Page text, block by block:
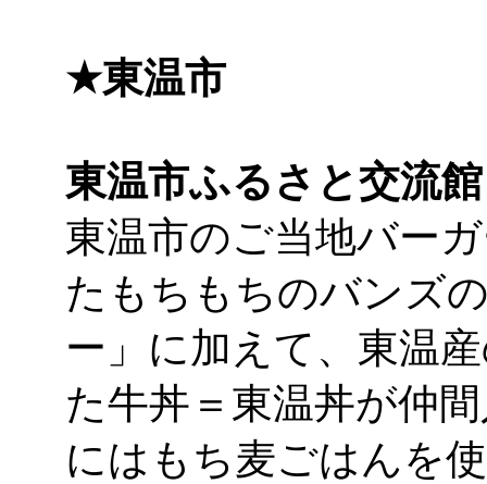
★東温市
東温市ふるさと交流
東温市のご当地バー
たもちもちのバンズ
ー」に加えて、東温
た牛丼＝東温丼が仲
にはもち麦ごはんを